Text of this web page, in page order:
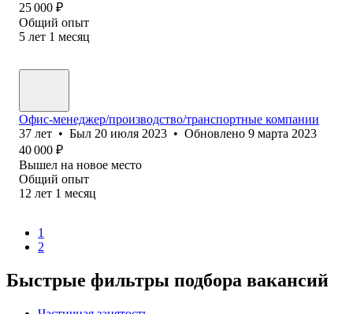
25 000 ₽
Общий опыт
5 лет 1 месяц
Офис-менеджер/производство/транспортные компании
37 лет • Был 20 июля 2023 • Обновлено 9 марта 2023
40 000 ₽
Вышел на новое место
Общий опыт
12 лет 1 месяц
1
2
Быстрые фильтры подбора вакансий